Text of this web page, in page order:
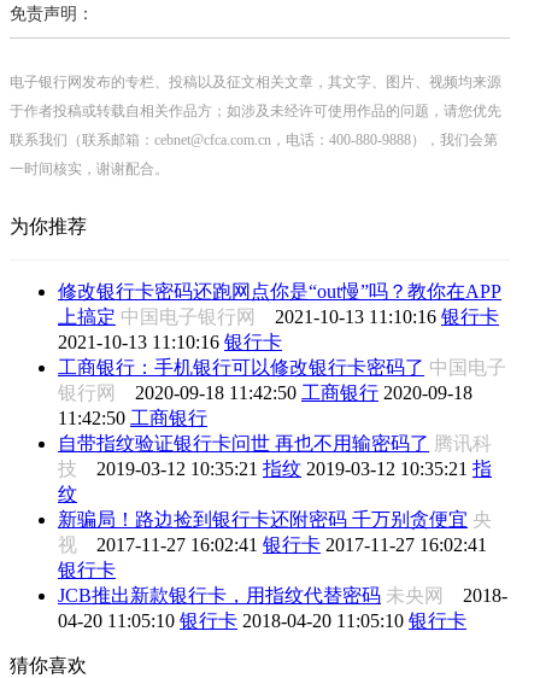
免责声明：
电子银行网发布的专栏、投稿以及征文相关文章，其文字、图片、视频均来源
于作者投稿或转载自相关作品方；如涉及未经许可使用作品的问题，请您优先
联系我们（联系邮箱：cebnet@cfca.com.cn，电话：400-880-9888），我们会第
一时间核实，谢谢配合。
为你推荐
修改银行卡密码还跑网点你是“out慢”吗？教你在APP
上搞定 中国电子银行网 2021-10-13 11:10:16 银行卡
2021-10-13 11:10:16 银行卡
工商银行：手机银行可以修改银行卡密码了 中国电子
银行网 2020-09-18 11:42:50 工商银行 2020-09-18
11:42:50 工商银行
自带指纹验证银行卡问世 再也不用输密码了 腾讯科
技 2019-03-12 10:35:21 指纹 2019-03-12 10:35:21 指
纹
新骗局！路边捡到银行卡还附密码 千万别贪便宜 央
视 2017-11-27 16:02:41 银行卡 2017-11-27 16:02:41
银行卡
JCB推出新款银行卡，用指纹代替密码 未央网 2018-
04-20 11:05:10 银行卡 2018-04-20 11:05:10 银行卡
猜你喜欢